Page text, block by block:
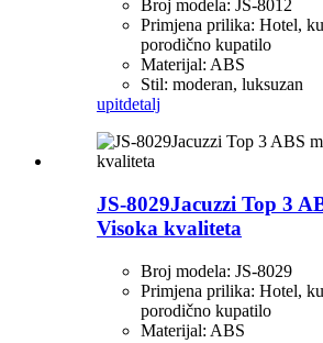
Broj modela: JS-8012
Primjena prilika: Hotel,
porodično kupatilo
Materijal: ABS
Stil: moderan, luksuzan
upitdetalj
JS-8029Jacuzzi Top 3
Visoka kvaliteta
Broj modela: JS-8029
Primjena prilika: Hotel,
porodično kupatilo
Materijal: ABS